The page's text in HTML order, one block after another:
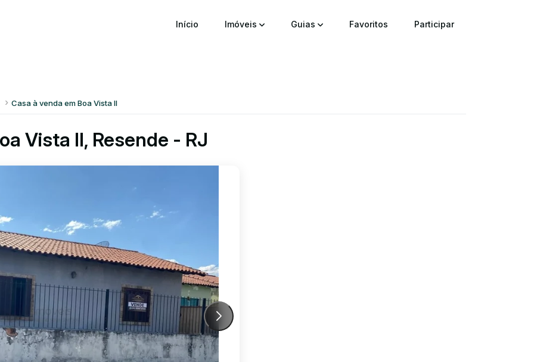
Início Imóveis Guias Favoritos Participar
Casa à venda em Boa Vista II
Vista II, Resende - RJ